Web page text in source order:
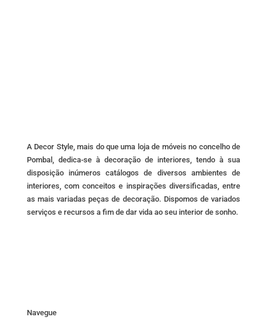
A Decor Style, mais do que uma loja de móveis no concelho de
Pombal, dedica-se à decoração de interiores, tendo à sua
disposição inúmeros catálogos de diversos ambientes de
interiores, com conceitos e inspirações diversificadas, entre
as mais variadas peças de decoração. Dispomos de variados
serviços e recursos a fim de dar vida ao seu interior de sonho.
Navegue